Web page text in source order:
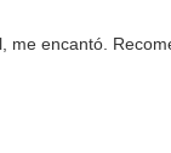
encantó.